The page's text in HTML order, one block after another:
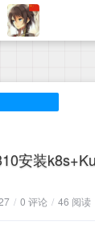
安装
/ 0 评论 / 46 阅读